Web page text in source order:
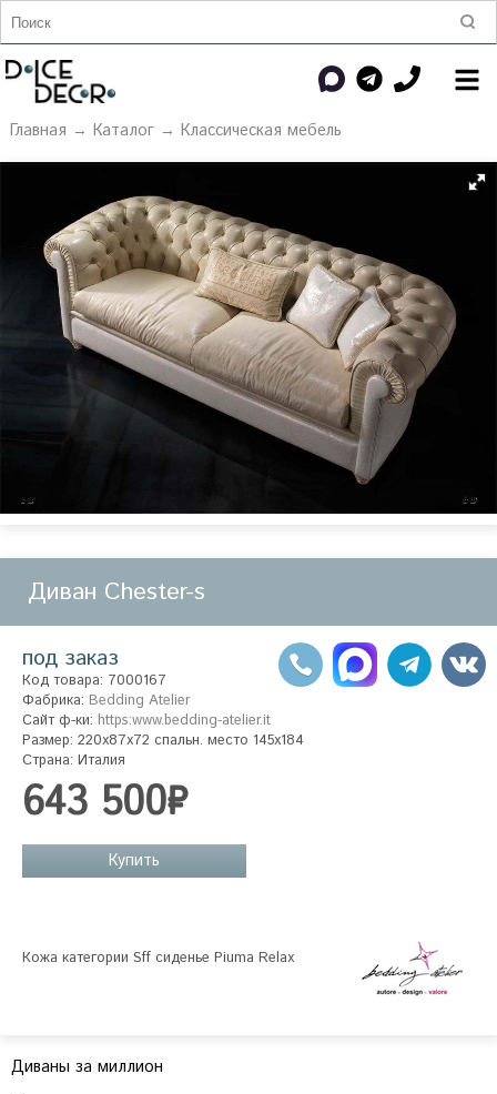
Главная → Каталог→ Классическая мебель
Диван Chester-s
под заказ
Код товара: 7000167
Фабрика: Bedding Atelier
Сайт ф-ки: https:www.bedding-atelier.it
Размер: 220x87x72 спальн. место 145х184
Страна: Италия
643 500₽
Купить
Кожа категории Sff сиденье Piuma Relax
Диваны за миллион